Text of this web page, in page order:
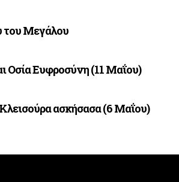
του Μεγάλου
Οσία Ευφροσύνη (11 Μαΐου)
ασκήσασα (6 Μαΐου)